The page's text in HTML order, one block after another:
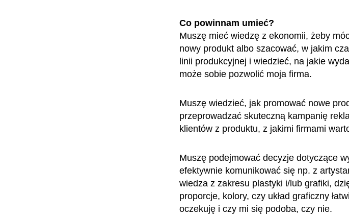
Co powinnam umieć?
Muszę mieć wiedzę z ekonomii, żeby
nowy produkt albo szacować, w jakim
linii produkcyjnej i wiedzieć, na jakie
może sobie pozwolić moja firma.
Muszę wiedzieć, jak promować nowe
przeprowadzać skuteczną kampanię
klientów z produktu, z jakimi firmami
Muszę podejmować decyzje dotyczące
efektywnie komunikować się np. z
wiedza z zakresu plastyki i/lub grafiki,
proporcje, kolory, czy układ graficzny
oczekuję i czy mi się podoba, czy nie.